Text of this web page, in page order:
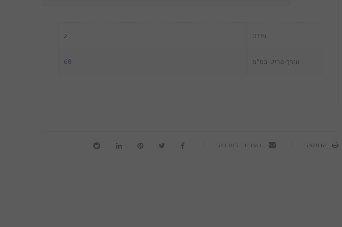
מידה 2
אורך פריט בס"מ 68
הדפסה העבירי לחברה